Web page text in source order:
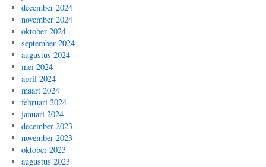
december 2024
november 2024
oktober 2024
september 2024
augustus 2024
mei 2024
april 2024
maart 2024
februari 2024
januari 2024
december 2023
november 2023
oktober 2023
augustus 2023